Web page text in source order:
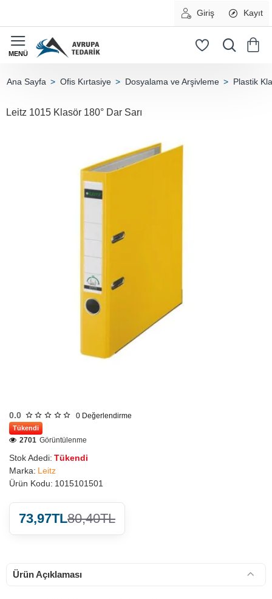
Giriş Kayıt
Ofis Kırtasiye Dosyalama ve Arşivleme Plastik
Leitz 1015 Klasör 180° Dar Sarı
0.0 0 Değerlendirme
Tükendi
Stok Adedi: Tükendi
Marka: Leitz
Ürün Kodu: 1015101501
2701 Görüntülenme
73,97TL80,40TL
Ürün Açıklaması